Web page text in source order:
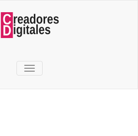
TOGGLE NAVIGATION